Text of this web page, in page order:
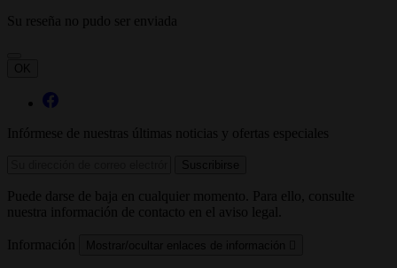
Su reseña no pudo ser enviada
Infórmese de nuestras últimas noticias y ofertas especiales
Puede darse de baja en cualquier momento. Para ello, consulte
nuestra información de contacto en el aviso legal.
Información